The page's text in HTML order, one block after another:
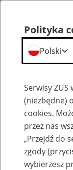
Biogramy
Polityka
Polski
Serwisy
(niezbędne)
cookies.
przez nas
„Przejdź do
zgody
wybierzesz